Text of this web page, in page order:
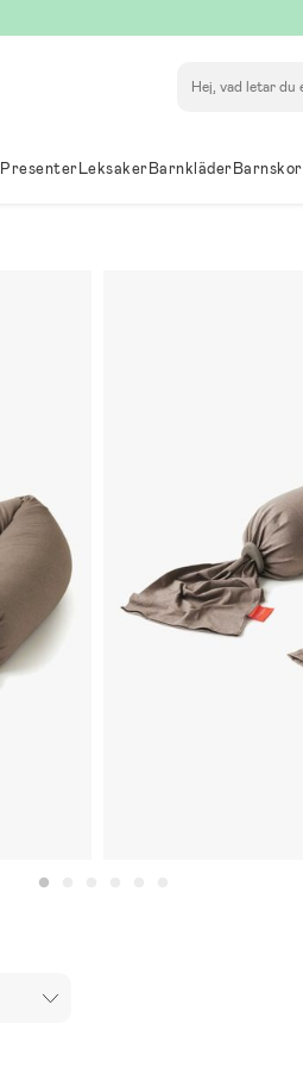
PresenterLeksakerBarnkläderBarnskor